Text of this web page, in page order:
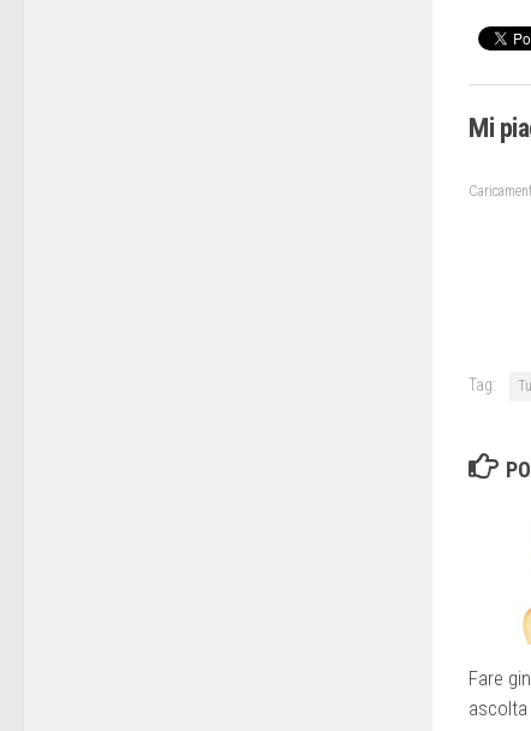
Mi
Tag:
Fare